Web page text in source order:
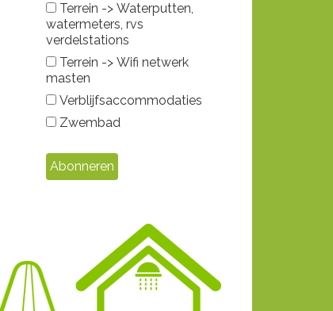
Terrein -> Waterputten,
watermeters, rvs
verdelstations
Terrein -> Wifi netwerk
masten
Verblijfsaccommodaties
Zwembad